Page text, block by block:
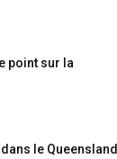
point sur la
le Queensland